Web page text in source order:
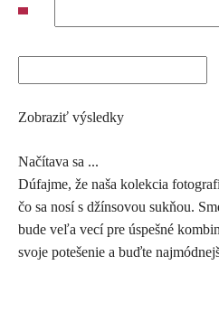
Zobraziť výsledky
Načítava sa ...
Dúfajme, že naša kolekcia
čo sa nosí s džínsovou sukňou.
bude veľa vecí pre úspešné
svoje potešenie a buďte